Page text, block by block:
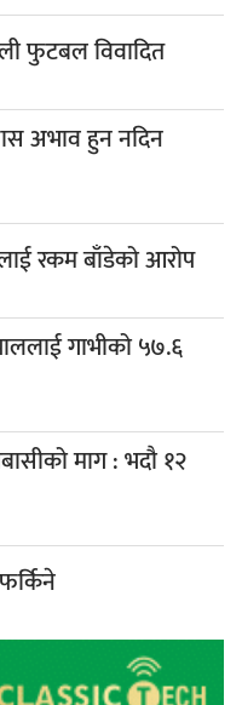
फुटबल विवादित
अभाव हुन नदिन
रकम बाँडेको आरोप
गाभीको ५७.६
माग : भदौ १२